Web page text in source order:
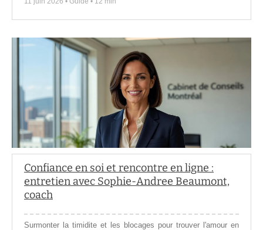
Confiance en soi et rencontre en ligne :
entretien avec Sophie-Andree Beaumont,
coach
Surmonter la timidite et les blocages pour trouver l'amour en